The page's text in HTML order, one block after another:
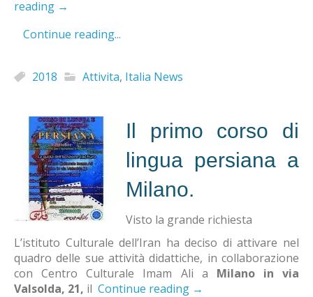
reading →
Continue reading...
2018 Attivita, Italia News
Il primo corso di
lingua persiana a
Milano.
Visto la grande richiesta
L’istituto Culturale dell’Iran ha deciso di attivare nel
quadro delle sue attività didattiche, in collaborazione
con Centro Culturale Imam Ali a Milano in via
Valsolda, 21, il Continue reading →